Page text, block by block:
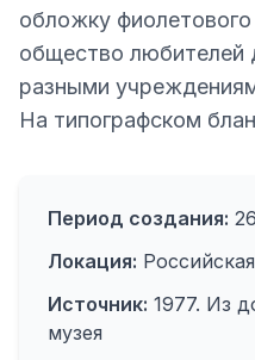
обложку
общество любителей
разными
На типографском
Период создания:
Локация:
Источник: 1977. Из
музея